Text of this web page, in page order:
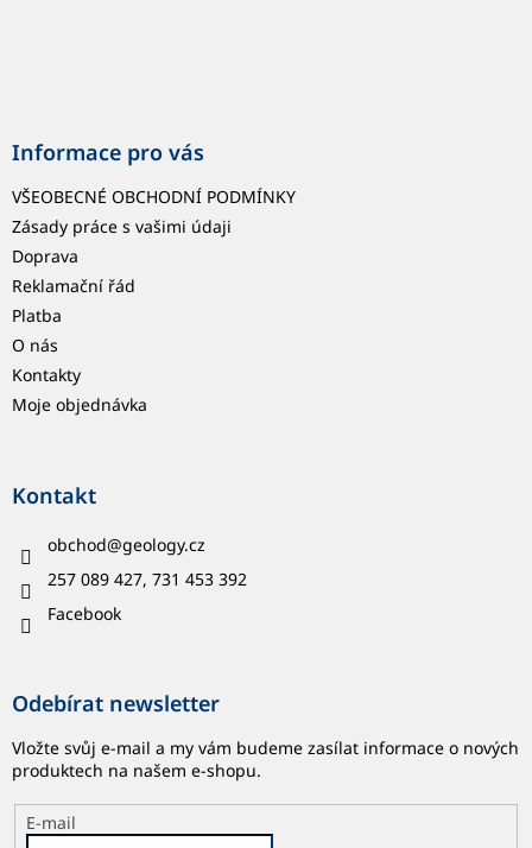
Informace pro vás
VŠEOBECNÉ OBCHODNÍ PODMÍNKY
Zásady práce s vašimi údaji
Doprava
Reklamační řád
Platba
O nás
Kontakty
Moje objednávka
Kontakt
obchod@geology.cz
257 089 427, 731 453 392
Facebook
Odebírat newsletter
Vložte svůj e-mail a my vám budeme zasílat informace o nových
produktech na našem e-shopu.
E-mail